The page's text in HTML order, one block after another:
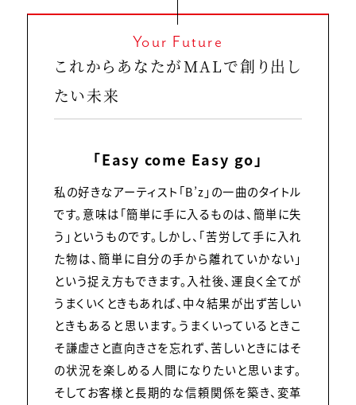
Your Future
これからあなたがMALで創り出し
たい未来
「Easy come Easy go」
私の好きなアーティスト「B’z」の一曲のタイトル
です。意味は「簡単に手に入るものは、簡単に失
う」というものです。しかし、「苦労して手に入れ
た物は、簡単に自分の手から離れていかない」
という捉え方もできます。入社後、運良く全てが
うまくいくときもあれば、中々結果が出ず苦しい
ときもあると思います。うまくいっているときこ
そ謙虚さと直向きさを忘れず、苦しいときにはそ
の状況を楽しめる人間になりたいと思います。
そしてお客様と長期的な信頼関係を築き、変革